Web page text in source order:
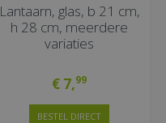
Lantaarn, glas, b 21 cm,
h 28 cm, meerdere
variaties
€ 7,99
BESTEL DIRECT